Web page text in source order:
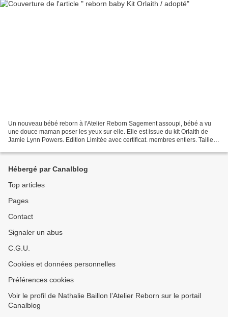
Un nouveau bébé reborn à l'Atelier Reborn Sagement assoupi, bébé a vu
une douce maman poser les yeux sur elle. Elle est issue du kit Orlaith de
Jamie Lynn Powers. Edition Limitée avec certificat. membres entiers. Taille
Hébergé par Canalblog
Top articles
Pages
Contact
Signaler un abus
C.G.U.
Cookies et données personnelles
Préférences cookies
Voir le profil de Nathalie Baillon l’Atelier Reborn sur le portail
Canalblog